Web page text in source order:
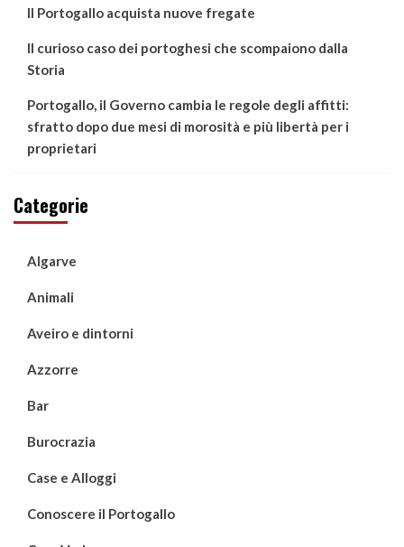
Il Portogallo acquista nuove fregate
Il curioso caso dei portoghesi che scompaiono dalla
Storia
Portogallo, il Governo cambia le regole degli affitti:
sfratto dopo due mesi di morosità e più libertà per i
proprietari
Categorie
Algarve
Animali
Aveiro e dintorni
Azzorre
Bar
Burocrazia
Case e Alloggi
Conoscere il Portogallo